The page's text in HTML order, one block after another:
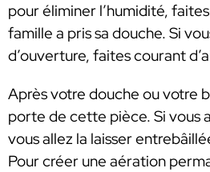
pour éliminer l’humidité,
famille a pris sa douche. Si
d’ouverture, faites courant
Après votre douche ou votre
porte de cette pièce. Si vous
vous allez la laisser
Pour créer une aération